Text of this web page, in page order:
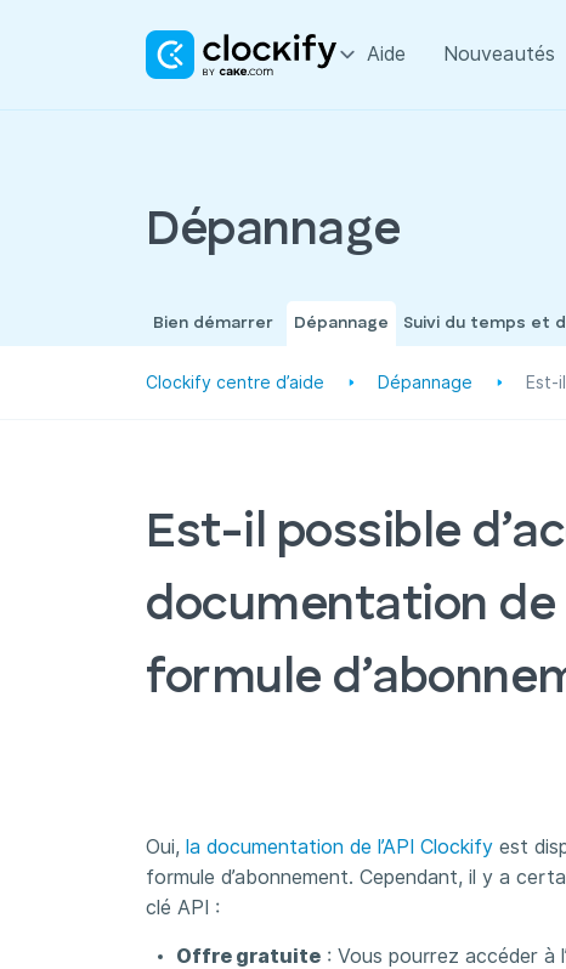
Aide Nouveautés
Dépannage
Bien démarrer Suivi du temps et
Dépannage
Clockify centre d’aide Dépannage Est-
Est-il possible
documentation de
formule
Oui, la documentation de l’API Clockify est
formule d’abonnement. Cependant, il y a
clé API :
Offre gratuite : Vous pourrez accéder à